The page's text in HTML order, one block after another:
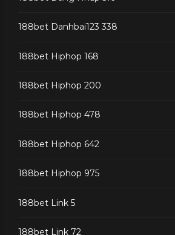
188bet Danhbai123 338
188bet Hiphop 168
188bet Hiphop 200
188bet Hiphop 478
188bet Hiphop 642
188bet Hiphop 975
188bet Link 5
188bet Link 72